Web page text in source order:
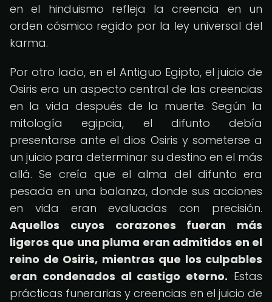
en el hinduismo refleja la creencia en un
orden cósmico regido por la ley universal del
karma.
Por otro lado, en el Antiguo Egipto, el juicio de
Osiris era un aspecto central de las creencias
en la vida después de la muerte. Según la
mitología egipcia, el difunto debía
presentarse ante el dios Osiris y someterse a
un juicio para determinar su destino en el más
allá. Se creía que el alma del difunto era
pesada en una balanza, donde sus acciones
en vida eran evaluadas con precisión.
Aquellos cuyos corazones fueran más
ligeros que una pluma eran admitidos en el
reino de Osiris, mientras que los culpables
eran condenados al castigo eterno. Estas
prácticas funerarias y creencias en el juicio de